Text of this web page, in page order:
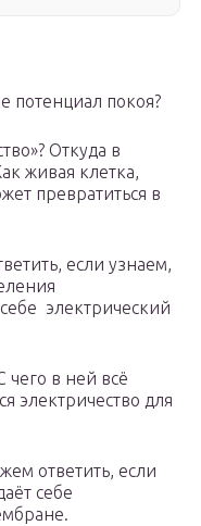
потенциал покоя?
Откуда в
живая клетка,
превратиться в
если узнаем,
электрический
чего в ней всё
электричество для
ответить, если
себе